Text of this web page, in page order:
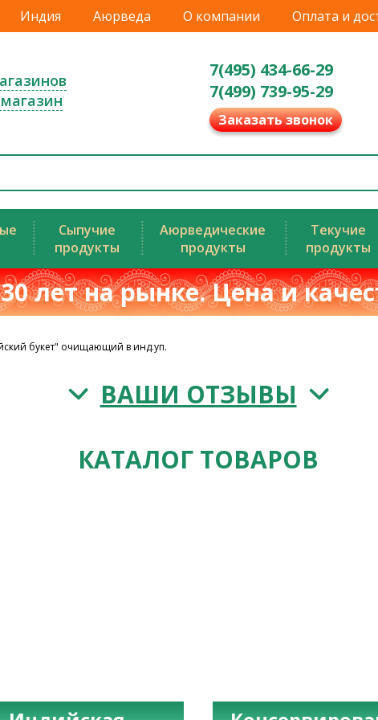
Индия Аюрведа О компании Оплата и
7(495) 434-66-29
7(499) 739-95-29
Заказать звонок
Сыпучие
продукты
Аюрведические
продукты
Текучие
продукты
лет на рынке. Цена и
букет" очищающий в инд.уп.
ВАШИ ОТЗЫВЫ
КАТАЛОГ ТОВАРОВ